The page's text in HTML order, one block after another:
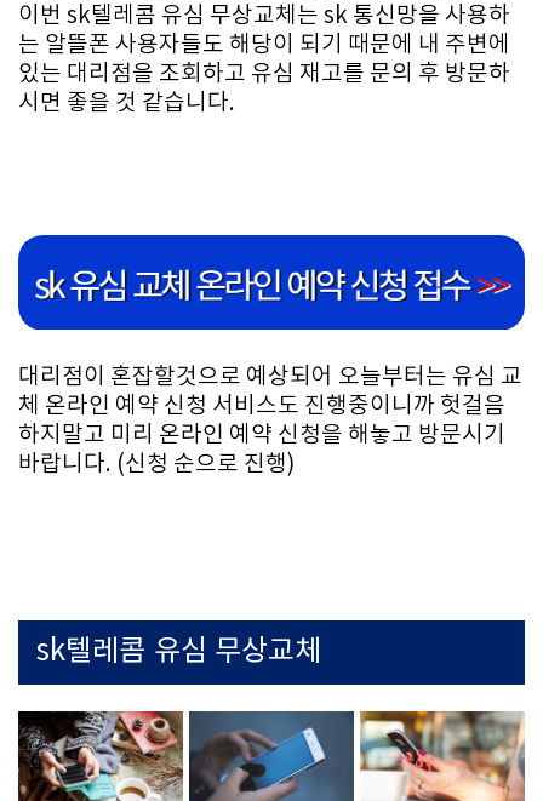
이번 sk텔레콤 유심 무상교체는 sk 통신망을 사용하
는 알뜰폰 사용자들도 해당이 되기 때문에 내 주변에
있는 대리점을 조회하고 유심 재고를 문의 후 방문하
시면 좋을 것 같습니다.
대리점이 혼잡할것으로 예상되어 오늘부터는 유심 교
체 온라인 예약 신청 서비스도 진행중이니까 헛걸음
하지말고 미리 온라인 예약 신청을 해놓고 방문시기
바랍니다. (신청 순으로 진행)
sk텔레콤 유심 무상교체